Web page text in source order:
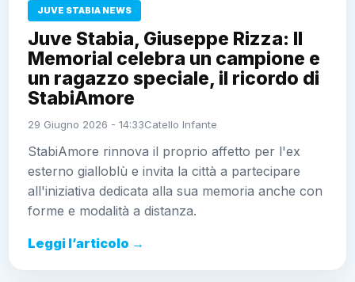
JUVE STABIA NEWS
Juve Stabia, Giuseppe Rizza: Il
Memorial celebra un campione e
un ragazzo speciale, il ricordo di
StabiAmore
29 Giugno 2026 - 14:33Catello Infante
StabiAmore rinnova il proprio affetto per l'ex
esterno gialloblù e invita la città a partecipare
all'iniziativa dedicata alla sua memoria anche con
forme e modalità a distanza.
Leggi l’articolo →